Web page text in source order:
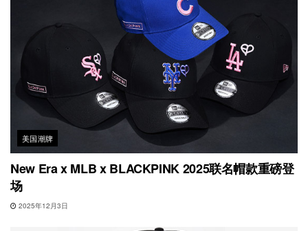
美国潮牌
New Era x MLB x BLACKPINK 2025联名帽款重磅登
场
2025年12月3日